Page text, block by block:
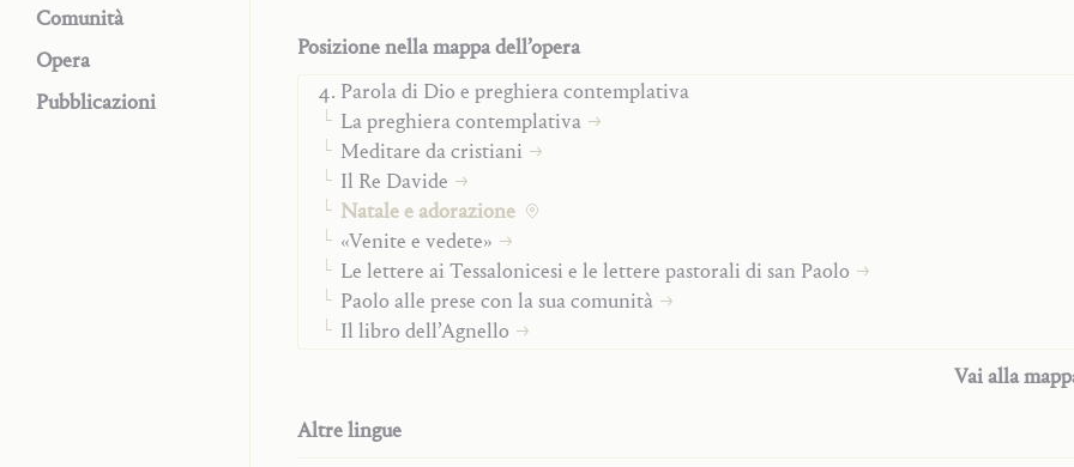
Comunità
Opera
Pubblicazioni
Posizione nella mappa dell’opera
Saggi teologici
Monografie
Parola di Dio e preghiera contemplativa
La preghiera contemplativa
Meditare da cristiani
Il Re Davide
Natale e adorazione
«Venite e vedete»
Le lettere ai Tessalonicesi e le lettere pastorali di san Paolo
Paolo alle prese con la sua comunità
Il libro dell’Agnello
«Tu coroni l’anno con la tua grazia»
Vai alla
Altre lingue